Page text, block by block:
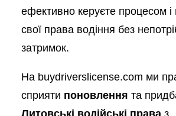
ефективно керуєте процесом і
свої права водіння без
затримок.
На buydriverslicense.com ми
сприяти поновлення та